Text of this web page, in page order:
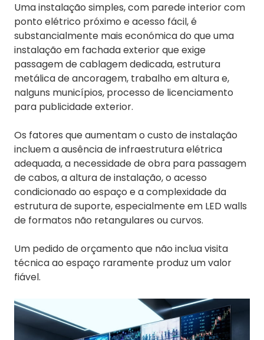
Uma instalação simples, com parede interior com
ponto elétrico próximo e acesso fácil, é
substancialmente mais económica do que uma
instalação em fachada exterior que exige
passagem de cablagem dedicada, estrutura
metálica de ancoragem, trabalho em altura e,
nalguns municípios, processo de licenciamento
para publicidade exterior.
Os fatores que aumentam o custo de instalação
incluem a ausência de infraestrutura elétrica
adequada, a necessidade de obra para passagem
de cabos, a altura de instalação, o acesso
condicionado ao espaço e a complexidade da
estrutura de suporte, especialmente em LED walls
de formatos não retangulares ou curvos.
Um pedido de orçamento que não inclua visita
técnica ao espaço raramente produz um valor
fiável.